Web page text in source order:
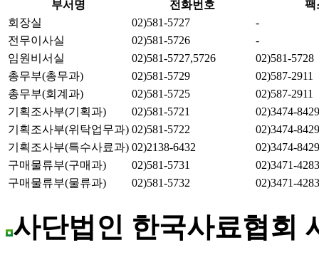
부서명
전화번호
팩
회장실
02)581-5727
-
전무이사실
02)581-5726
-
임원비서실
02)581-5727,5726
02)581-5728
총무부(총무과)
02)581-5729
02)587-2911
총무부(회계과)
02)581-5725
02)587-2911
기획조사부(기획과)
02)581-5721
02)3474-8429
기획조사부(위탁업무과) 02)581-5722
02)3474-8429
기획조사부(특수사료과) 02)2138-6432
02)3474-8429
구매물류부(구매과)
02)581-5731
02)3471-4283
구매물류부(물류과)
02)581-5732 02)3471-4283
사단법인 한국사료협회